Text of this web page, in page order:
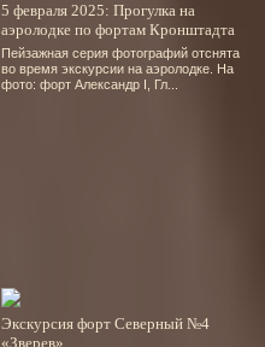
5 февраля 2025: Прогулка на
аэролодке по фортам Кронштадта
Пейзажная серия фотографий отснята
во время экскурсии на аэролодке. На
фото: форт Александр І, Гл...
Экскурсия форт Северный №4
«Зверев»